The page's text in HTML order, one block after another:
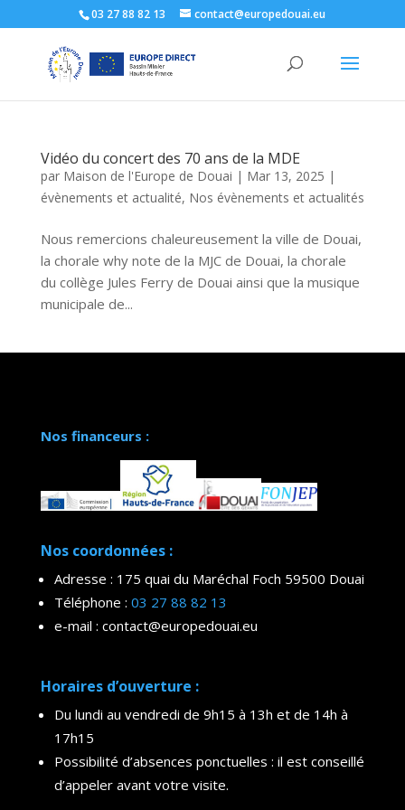
03 27 88 82 13 contact@europedouai.eu
Vidéo du concert des 70 ans de la MDE
par Maison de l'Europe de Douai | Mar 13, 2025 |
évènements et actualité, Nos évènements et actualités
Nous remercions chaleureusement la ville de Douai,
la chorale why note de la MJC de Douai, la chorale
du collège Jules Ferry de Douai ainsi que la musique
municipale de...
Nos financeurs :
Nos coordonnées :
Adresse : 175 quai du Maréchal Foch 59500 Douai
Téléphone : 03 27 88 82 13
e-mail : contact@europedouai.eu
Horaires d’ouverture :
Du lundi au vendredi de 9h15 à 13h et de 14h à
17h15
Possibilité d’absences ponctuelles : il est conseillé
d’appeler avant votre visite.